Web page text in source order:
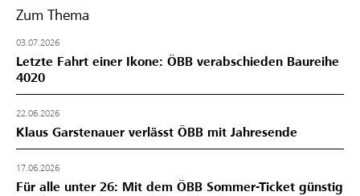
Zum Thema
03.07.2026
Letzte Fahrt einer Ikone: ÖBB verabschieden Baureihe
4020
22.06.2026
Klaus Garstenauer verlässt ÖBB mit Jahresende
17.06.2026
Für alle unter 26: Mit dem ÖBB Sommer-Ticket günstig